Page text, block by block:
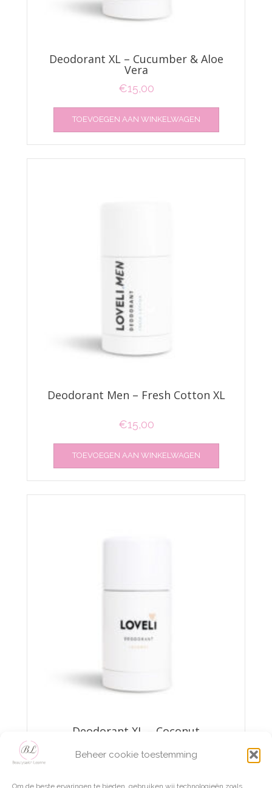
Beheer cookie toestemming
Om de beste ervaringen te bieden, gebruiken wij technologieën zoals
Deodorant XL – Cucumber & Aloe
Vera
€15,00
TOEVOEGEN AAN WINKELWAGEN
Deodorant Men – Fresh Cotton XL
€15,00
TOEVOEGEN AAN WINKELWAGEN
Deodorant XL – Coconut
€15,00